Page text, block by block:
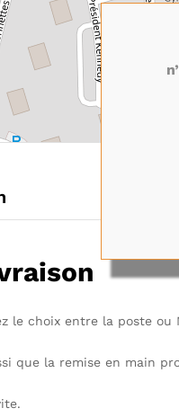
le choix entre la poste ou
que la remise en main